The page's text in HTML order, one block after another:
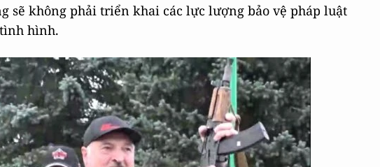
sẽ không phải triển khai các lực lượng bảo vệ pháp luật
hình.